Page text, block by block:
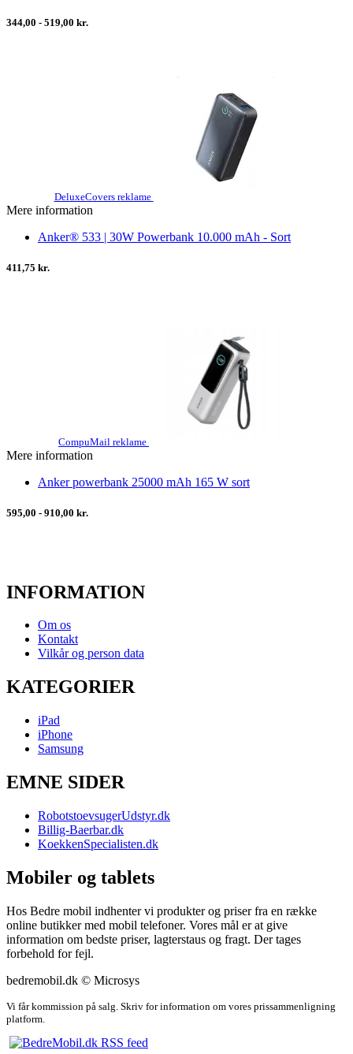
344,00 - 519,00 kr.
DeluxeCovers reklame
Mere information
Anker® 533 | 30W Powerbank 10.000 mAh - Sort
411,75 kr.
CompuMail reklame
Mere information
Anker powerbank 25000 mAh 165 W sort
595,00 - 910,00 kr.
INFORMATION
Om os
Kontakt
Vilkår og person data
KATEGORIER
iPad
iPhone
Samsung
EMNE SIDER
RobotstoevsugerUdstyr.dk
Billig-Baerbar.dk
KoekkenSpecialisten.dk
Mobiler og tablets
Hos Bedre mobil indhenter vi produkter og priser fra en række
online butikker med mobil telefoner. Vores mål er at give
information om bedste priser, lagterstaus og fragt. Der tages
forbehold for fejl.
bedremobil.dk © Microsys
Vi får kommission på salg. Skriv for information om vores prissammenligning
platform.